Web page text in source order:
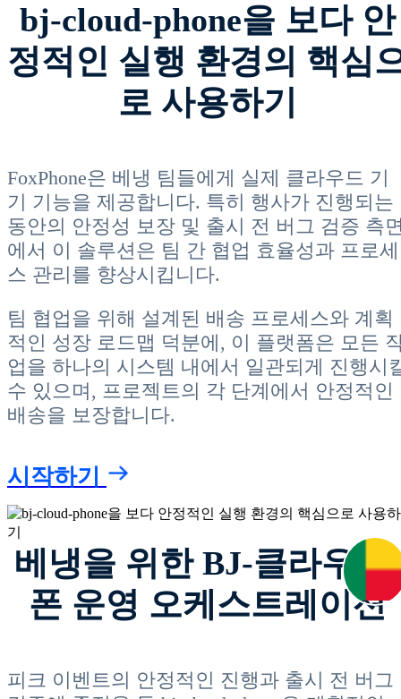
bj-cloud-phone을 보다 안
정적인 실행 환경의 핵심
로 사용하기
FoxPhone은 베냉 팀들에게 실제 클라우드 기
기 기능을 제공합니다. 특히 행사가 진행되는
동안의 안정성 보장 및 출시 전 버그 검증 측
에서 이 솔루션은 팀 간 협업 효율성과 프로세
스 관리를 향상시킵니다.
팀 협업을 위해 설계된 배송 프로세스와 계획
적인 성장 로드맵 덕분에, 이 플랫폼은 모든
업을 하나의 시스템 내에서 일관되게 진행시
수 있으며, 프로젝트의 각 단계에서 안정적인
배송을 보장합니다.
시작하기
베냉을 위한 BJ-클라우드-
폰 운영 오케스트레이션
피크 이벤트의 안정적인 진행과 출시 전 버그